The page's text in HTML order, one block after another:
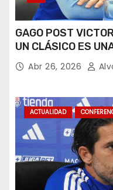
GAGO POST
UN CLÁSICO ES
Abr 26, 2026
ACTUALIDAD